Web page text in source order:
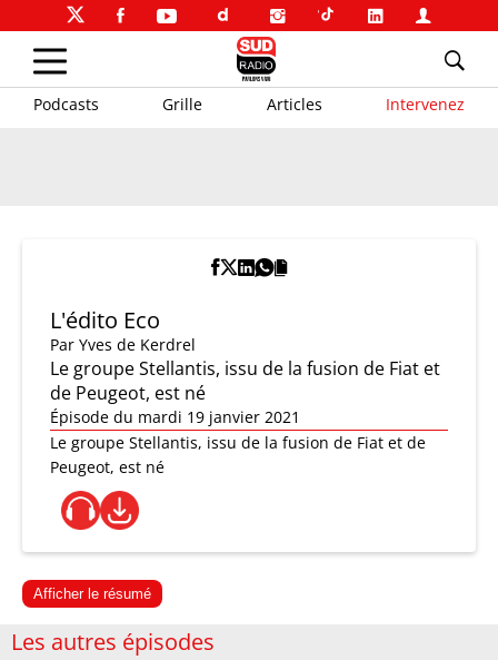
Podcasts Grille Articles Intervenez
L'édito Eco
Par Yves de Kerdrel
Le groupe Stellantis, issu de la fusion de Fiat et
de Peugeot, est né
Épisode du mardi 19 janvier 2021
Le groupe Stellantis, issu de la fusion de Fiat et de
Peugeot, est né
Afficher le résumé
Les autres épisodes